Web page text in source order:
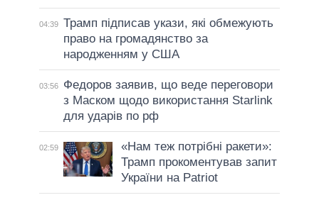
04:39 Трамп підписав укази, які обмежують
право на громадянство за
народженням у США
03:56
Федоров заявив, що веде переговори
з Маском щодо використання Starlink
для ударів по рф
02:59
«Нам теж потрібні ракети»:
Трамп прокоментував запит
України на Patriot